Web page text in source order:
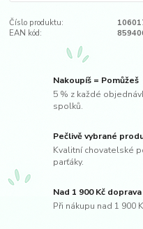
Číslo produktu:
EAN kód:
Nakoupíš = Pomůžeš
5 % z každé
spolků.
Pečlivě vybrané
Kvalitní chovatelské
parťáky.
Nad 1 900 Kč
Při nákupu nad 1 900